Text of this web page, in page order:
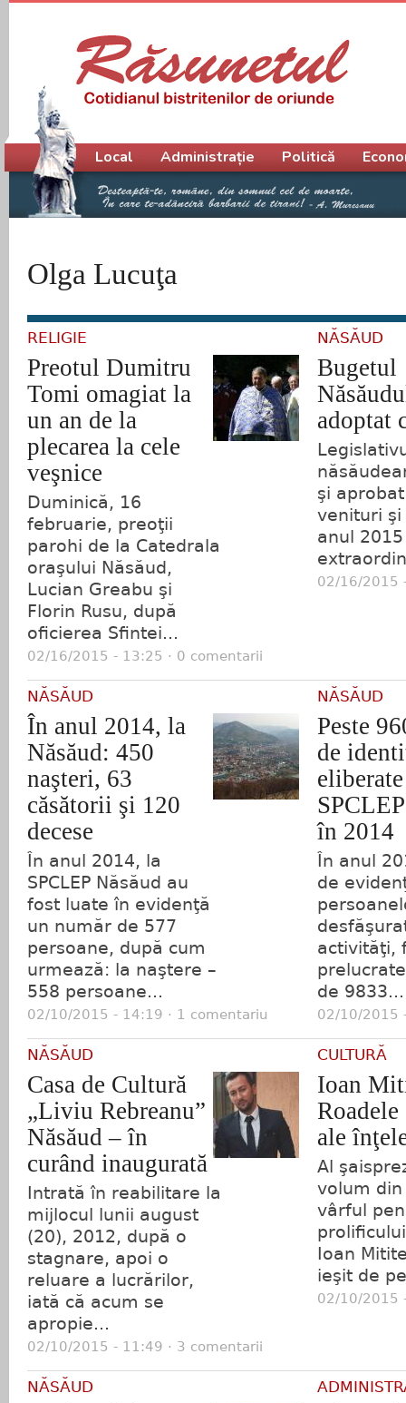
Olga Lucuţa
RELIGIE
Preotul Dumitru
Tomi omagiat la
un an de la
plecarea la cele
veşnice
Duminică, 16
februarie, preoţii
parohi de la Catedrala
oraşului Năsăud,
Lucian Greabu şi
Florin Rusu, după
oficierea Sfintei...
02/16/2015 - 13:25 · 0 comentarii
NĂSĂUD
Bugetul
adoptat
şi
venituri şi
anul
02/16/2015
NĂSĂUD
În anul 2014, la
Năsăud: 450
naşteri, 63
căsătorii şi 120
decese
În anul 2014, la
SPCLEP Năsăud au
fost luate în evidenţă
un număr de 577
persoane, după cum
urmează: la naştere –
558 persoane...
02/10/2015 - 14:19 · 1 comentariu
NĂSĂUD
Peste
de
în 2014
În anul
de
activităţi,
de 9833...
02/10/2015
NĂSĂUD
Casa de Cultură
„Liviu Rebreanu”
Năsăud – în
curând inaugurată
Intrată în reabilitare la
mijlocul lunii august
(20), 2012, după o
stagnare, apoi o
reluare a lucrărilor,
iată că acum se
apropie...
02/10/2015 - 11:49 · 3 comentarii
CULTURĂ
Ioan
ale
Al
volum din
vârful
Ioan
ieşit de
02/10/2015
NĂSĂUD
Meniu principal
Local Administrație Politică